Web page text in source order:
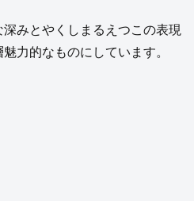
みとやくしまるえつこの表現
力的なものにしています。